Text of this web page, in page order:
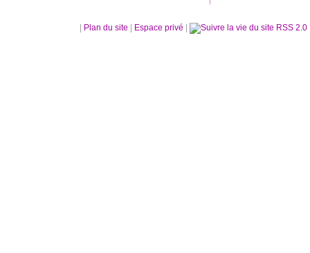
Plan du site Espace privé RSS 2.0